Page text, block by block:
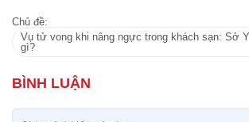
Chủ đề:
Vụ tử vong khi nâng ngực trong khách sạn: Sở
gì?